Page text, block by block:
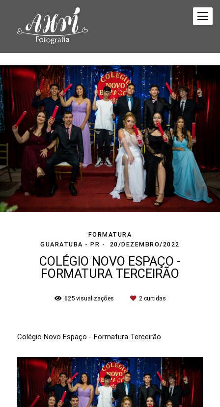
FORMATURA
GUARATUBA - PR
20/DEZEMBRO/2022
COLÉGIO NOVO ESPAÇO -
FORMATURA TERCEIRÃO
625visualizações 2 curtidas
Colégio Novo Espaço - Formatura Terceirão